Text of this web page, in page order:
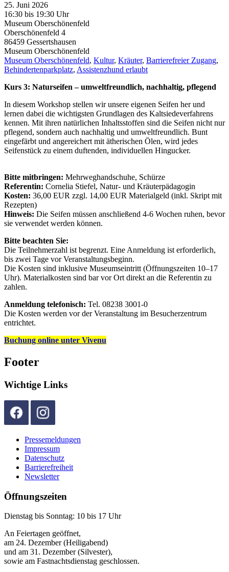
25. Juni 2026
16:30 bis 19:30 Uhr
Museum Oberschönenfeld
Oberschönenfeld 4
86459 Gessertshausen
Museum Oberschönenfeld
Museum Oberschönenfeld, Kultur, Kräuter, Barrierefreier Zugang,
Behindertenparkplatz, Assistenzhund erlaubt
Kurs 3: Naturseifen – umweltfreundlich, nachhaltig, pflegend
In diesem Workshop stellen wir unsere eigenen Seifen her und
lernen dabei die wichtigsten Grundlagen des Kaltsiedeverfahrens
kennen. Mit ihren natürlichen Inhaltsstoffen sind die Seifen nicht nur
pflegend, sondern auch nachhaltig und umweltfreundlich. Bunt
eingefärbt und angereichert mit ätherischen Ölen, wird jedes
Seifenstück zu einem duftenden, individuellen Hingucker.
Bitte mitbringen: Mehrweghandschuhe, Schürze
Referentin: Cornelia Stiefel, Natur- und Kräuterpädagogin
Kosten: 36,00 EUR zzgl. 14,00 EUR Materialgeld (inkl. Skript mit
Rezepten)
Hinweis: Die Seifen müssen anschließend 4-6 Wochen ruhen, bevor
sie verwendet werden können.
Bitte beachten Sie:
Die Teilnehmerzahl ist begrenzt. Eine Anmeldung ist erforderlich,
bis zwei Tage vor Veranstaltungsbeginn.
Die Kosten sind inklusive Museumseintritt (Öffnungszeiten 10–17
Uhr). Materialkosten sind bar vor Ort direkt an die Referentin zu
zahlen.
Anmeldung telefonisch: Tel. 08238 3001-0
Die Kosten werden vor der Veranstaltung im Besucherzentrum
entrichtet.
Buchung online unter Vivenu
Footer
Wichtige Links
Pressemeldungen
Impressum
Datenschutz
Barrierefreiheit
Newsletter
Öffnungszeiten
Dienstag bis Sonntag: 10 bis 17 Uhr
An Feiertagen geöffnet,
am 24. Dezember (Heiligabend)
und am 31. Dezember (Silvester),
sowie am Fastnachtsdienstag geschlossen.